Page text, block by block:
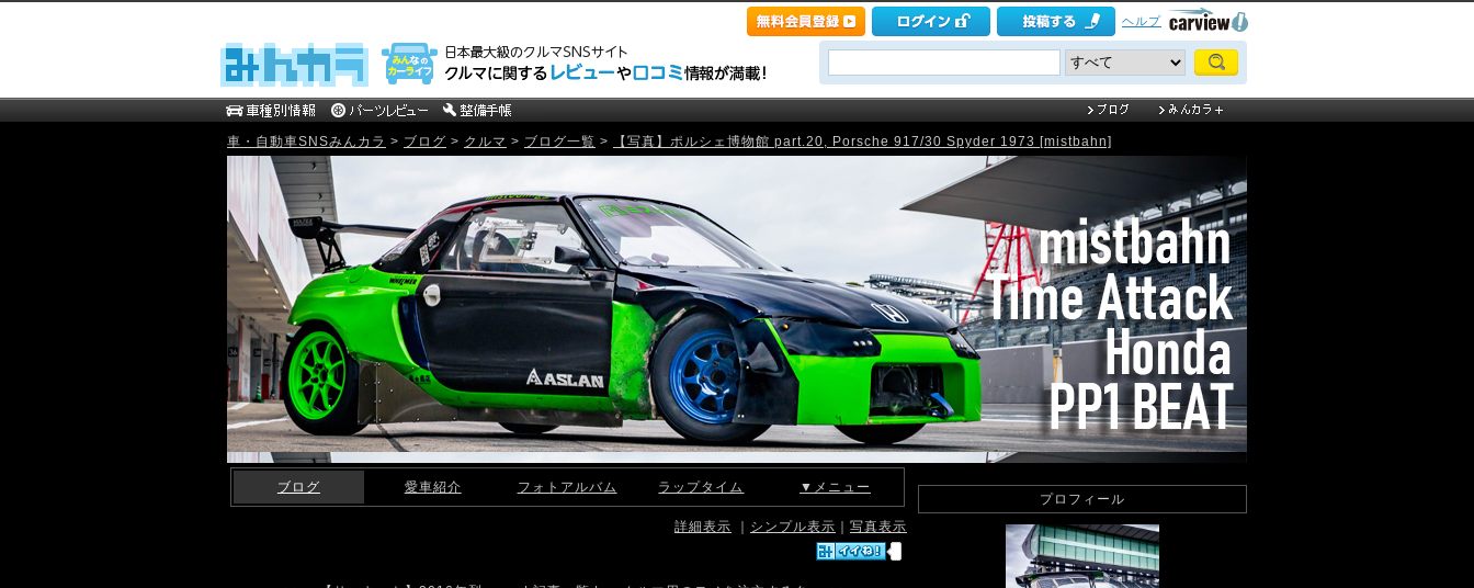
ヘルプ
車・自動車SNSみんカラ > ブログ > クルマ > ブログ一覧 > 【写真】ポルシェ博物館 part.20, Porsche 917/30 Spyder 1973 [mistbahn]
mistbahn MOTOR WEB Blog
ブログ 愛車紹介 フォトアルバム ラップタイム ▼メニュー
詳細表示 シンプル表示 写真表示
プロフィール